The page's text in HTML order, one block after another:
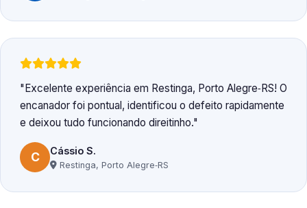
Excelente experiência em Restinga, Porto Alegre‑RS! O
encanador foi pontual, identificou o defeito rapidamente
e deixou tudo funcionando direitinho.
C Cássio S.
Restinga, Porto Alegre‑RS